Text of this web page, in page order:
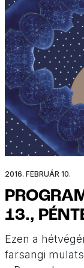
2016. FEBRUÁR 10.
13.,
Ezen a
farsangi